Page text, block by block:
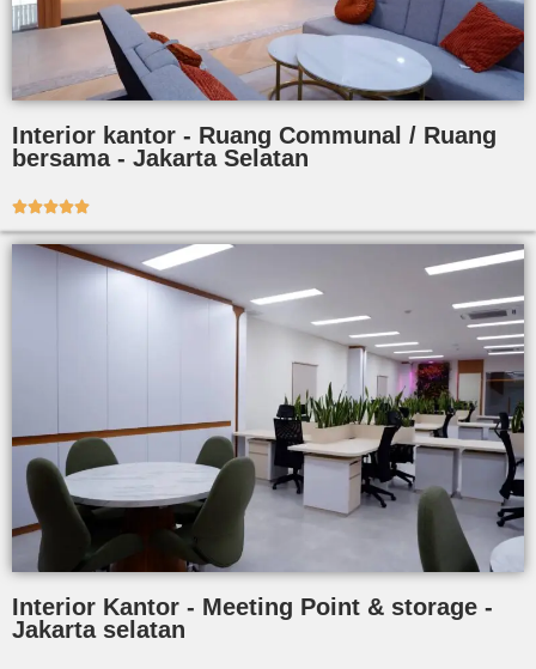
Interior kantor - Ruang Communal / Ruang
bersama - Jakarta Selatan

Interior Kantor - Meeting Point & storage -
Jakarta selatan